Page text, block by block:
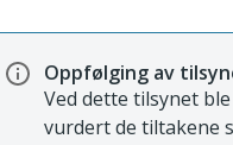
Oppfølging av
Ved dette tilsynet
vurdert de tiltakene